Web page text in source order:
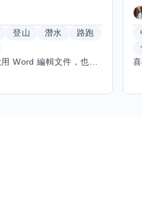
登山 潛水
路跑
我熱愛日文，日常中喜歡用 Word 編輯文件，也對創業有不少想法。希望能找到願意和我交換技能的朋友，我願意分享日文和辦公軟體技巧，期待學習手繪和烏克麗麗，感受不同的藝術魅力。年長帶來沉澱與耐心，願與你互相成長，一同探索新領域的喜悅。